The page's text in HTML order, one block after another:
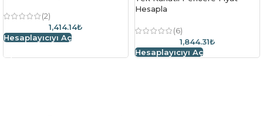
(2)
1,414.14₺
Hesaplayıcıyı Aç
Hesapla
(6)
1,844.31₺
Hesaplayıcıyı Aç